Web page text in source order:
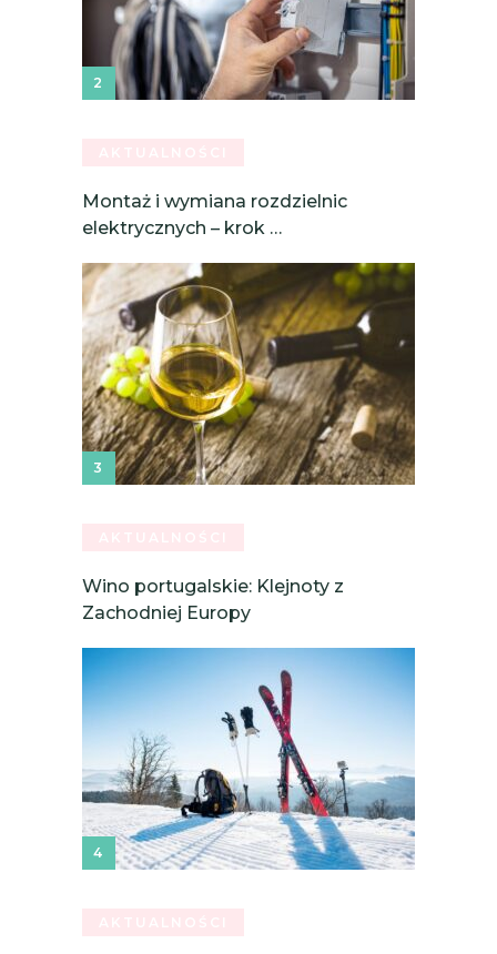
Montaż i wymiana rozdzielnic
elektrycznych – krok …
Wino portugalskie: Klejnoty z
Zachodniej Europy